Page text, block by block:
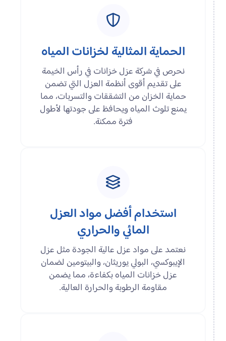
الحماية المثالية لخزانات المياه
نحرص في شركة عزل خزانات في رأس الخيمة
على تقديم أقوى أنظمة العزل التي تضمن
حماية الخزان من التشققات والتسربات، مما
يمنع تلوث المياه ويحافظ على جودتها لأطول
فترة ممكنة.
استخدام أفضل مواد العزل
المائي والحراري
نعتمد على مواد عزل عالية الجودة مثل عزل
الإيبوكسي، البولي يوريثان، والبيتومين لضمان
عزل خزانات المياه بكفاءة، مما يضمن
مقاومة الرطوبة والحرارة العالية.